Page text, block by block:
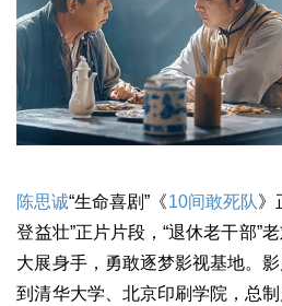
陈思诚“生命喜剧”《10间敢死队》
登益壮”正片片段，“退休老干部”
大展身手，勇敢逐梦影视基地。
到清华大学、北京印刷学院，总